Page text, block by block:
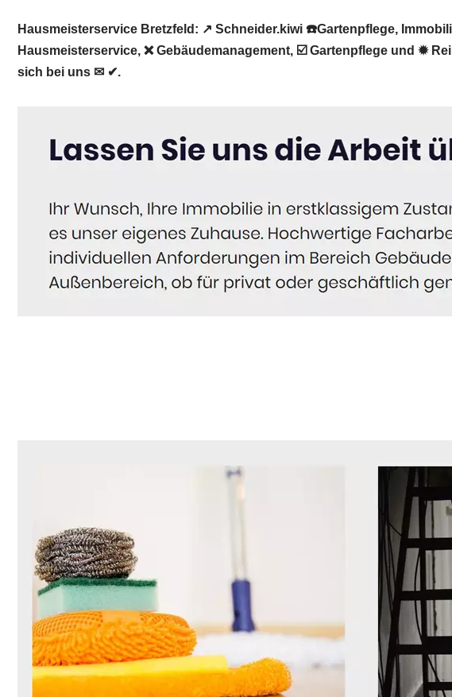
Hausmeisterservice Bretzfeld: ↗️ Schneider.kiwi ☎️Gartenpflege,
Hausmeisterservice, ❌ Gebäudemanagement, ☑️ Gartenpflege und ✹
sich bei uns ✉ ✔.